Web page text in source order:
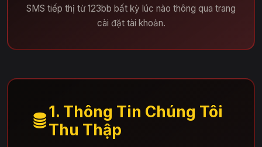
SMS tiếp thị từ 123bb bất kỳ lúc nào thông qua trang
cài đặt tài khoản.
1. Thông Tin Chúng Tôi
Thu Thập